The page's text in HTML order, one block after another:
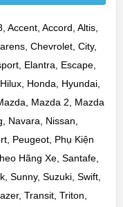
, Accent, Accord Altis,
, Chevrolet, City,
, Elantra Escape,
Hilux, Honda Hyundai,
Mazda 2
Mazda
Navara Nissan
, Peugeot, Phụ Kiện
Hãng Xe, Santafe,
, Sunny, Suzuki, Swift,
, Transit, Triton